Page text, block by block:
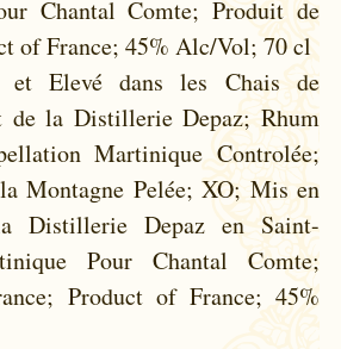
Chantal Comte; Produit de
of France; 45% Alc/Vol; 70 cl
Elevé dans les Chais de
de la Distillerie Depaz; Rhum
Martinique Controlée;
Montagne Pelée; XO; Mis en
Distillerie Depaz en Saint-
Pour Chantal Comte;
Product of France; 45%